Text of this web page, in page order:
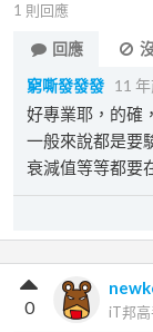
1 則回應
回應
窮嘶發發發 11
好專業耶，的確
一般來說都是要
衰減值等等都要
iT邦
0